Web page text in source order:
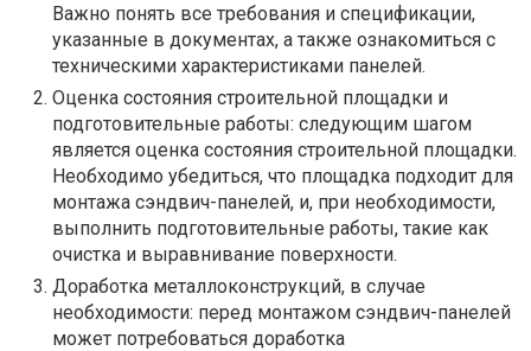
Важно понять все требования и спецификации,
указанные в документах, а также ознакомиться с
техническими характеристиками панелей.
Оценка состояния строительной площадки и
подготовительные работы: следующим шагом
является оценка состояния строительной площадки.
Необходимо убедиться, что площадка подходит для
монтажа сэндвич-панелей, и, при необходимости,
выполнить подготовительные работы, такие как
очистка и выравнивание поверхности.
Доработка металлоконструкций, в случае
необходимости: перед монтажом сэндвич-панелей
может потребоваться доработка